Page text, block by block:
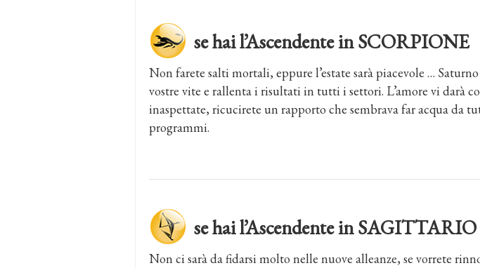
se hai l’Ascendente in SCORPIONE
Non farete salti mortali, eppure l’estate sarà piacevole …
vostre vite e rallenta i risultati in tutti i settori. L’amore vi darà
inaspettate, ricucirete un rapporto che sembrava far acqua da
programmi.
se hai l’Ascendente in SAGITTARIO
Non ci sarà da fidarsi molto nelle nuove alleanze, se vorrete